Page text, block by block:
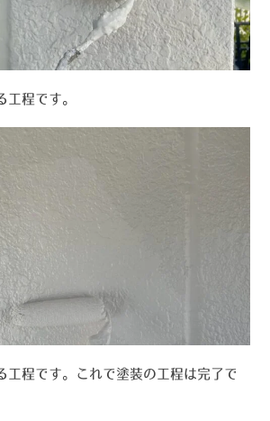
工程です。
工程です。これで塗装の工程は完了で